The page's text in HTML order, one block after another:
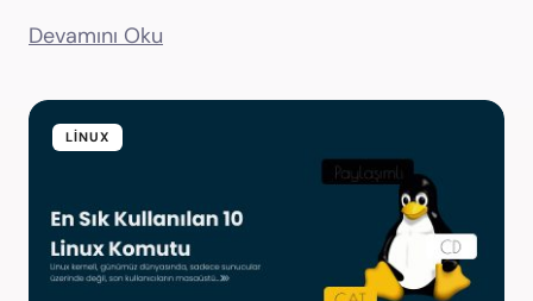
Devamını Oku
LINUX